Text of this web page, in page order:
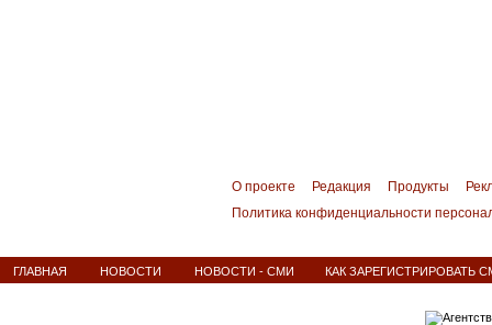
О проекте Редакция Продукты
Политика конфиденциальности
ГЛАВНАЯ НОВОСТИ НОВОСТИ - СМИ КАК ЗАРЕГИСТРИРОВАТЬ